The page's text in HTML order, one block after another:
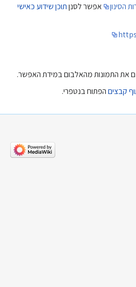
הסינון אפשר לסנןתוכן שידוע כאישי
את התמונות מהאלבום במידת האפשר.
קבציםהפתוח בנטפרי.